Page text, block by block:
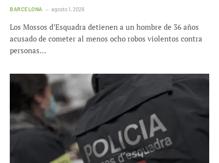
BARCELONA agosto 1, 2026
Los Mossos d’Esquadra detienen a un hombre de 36 años
acusado de cometer al menos ocho robos violentos contra
personas…